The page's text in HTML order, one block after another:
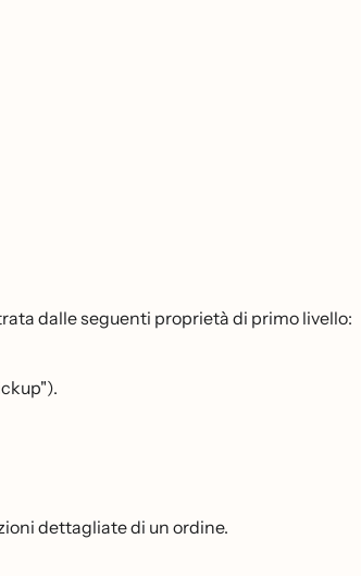
dalle seguenti proprietà di primo livello:
dettagliate di un ordine.